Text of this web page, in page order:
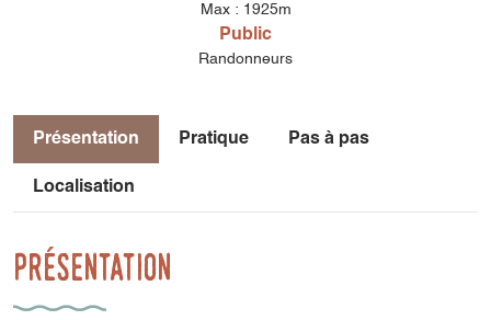
Max : 1925m
Public
Randonneurs
Présentation Pratique Pas à pas
Localisation
Présentation